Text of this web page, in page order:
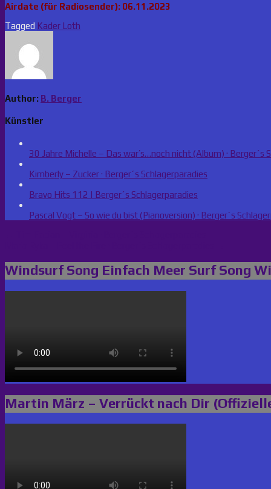
Airdate (für Radiosender): 06.11.2023
Tagged Kader Loth
Author: B. Berger
Künstler
30 Jahre Michelle – Das war’s…noch nicht (Album) · Berger´s
Kimberly – Zucker · Berger´s Schlagerparadies
Bravo Hits 112 | Berger´s Schlagerparadies
Pascal Vogt – So wie du bist (Pianoversion) · Berger´s
Windsurf Song Einfach Meer Surf Song
Martin März – Verrückt nach Dir